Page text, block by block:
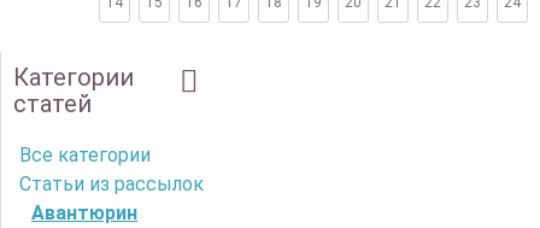
Категории
статей
Все категории
Статьи из рассылок
Авантюрин